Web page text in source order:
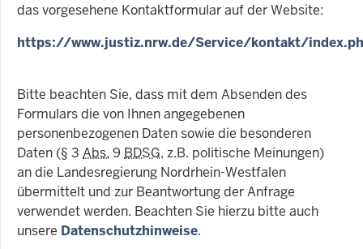
das vorgesehene Kontaktformular auf der Website:
https://www.justiz.nrw.de/Service/kontakt/
Bitte beachten Sie, dass mit dem Absenden des
Formulars die von Ihnen angegebenen
personenbezogenen Daten sowie die besonderen
Daten (§ 3 Abs. 9 BDSG, z.B. politische Meinungen)
an die Landesregierung Nordrhein-Westfalen
übermittelt und zur Beantwortung der Anfrage
verwendet werden. Beachten Sie hierzu bitte auch
unsere Datenschutzhinweise.